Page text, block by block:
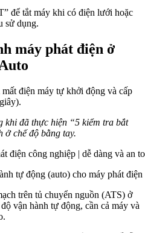
để tắt máy khi có điện lưới hoặc
sử dụng.
máy phát điện ở
điện máy tự khởi động và cấp
khi đã thực hiện “5 kiểm tra bắt
ở chế độ bằng tay.
tự động (auto) cho máy phát điện
trên tủ chuyển nguồn (ATS) ở
vận hành tự động, cần cả máy và